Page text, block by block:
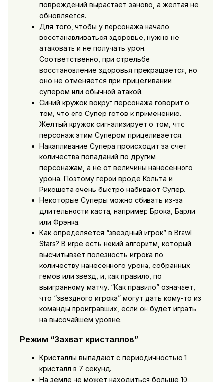
повреждений вырастает заново, а желтая не
обновляется.
Для того, чтобы у персонажа начало
восстанавливаться здоровье, нужно не
атаковать и не получать урон.
Соответственно, при стрельбе
восстановление здоровья прекращается, но
оно не отменяется при прицеливании
супером или обычной атакой.
Синий кружок вокруг персонажа говорит о
том, что его Супер готов к применению.
Желтый кружок сигнализирует о том, что
персонаж этим Супером прицеливается.
Накапливание Супера происходит за счет
количества попаданий по другим
персонажам, а не от величины нанесенного
урона. Поэтому герои вроде Кольта и
Рикошета очень быстро набивают Супер.
Некоторые Суперы можно сбивать из-за
длительности каста, например Брока, Барли
или Фрэнка.
Как определяется “звездный игрок” в Brawl
Stars? В игре есть некий алгоритм, который
высчитывает полезность игрока по
количеству нанесенного урона, собранных
гемов или звезд, и, как правило, по
выигранному матчу. “Как правило” означает,
что “звездного игрока” могут дать кому-то из
команды проигравших, если он будет играть
на высочайшем уровне.
Режим “Захват кристаллов”
Кристаллы выпадают с периодичностью 1
кристалл в 7 секунд.
На земле не может находиться больше 10